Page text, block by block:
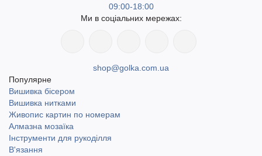
09:00-18:00
Ми в соціальних мережах:
shop@golka.com.ua
Популярне
Вишивка бісером
Вишивка нитками
Живопис картин по номерам
Алмазна мозаїка
Інструменти для рукоділля
В'язання